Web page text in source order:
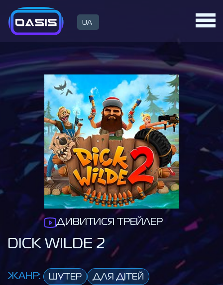
UA
ДИВИТИСЯ ТРЕЙЛЕР
DICK WILDE 2
ЖАНР: ШУТЕР ДЛЯ ДІТЕЙ